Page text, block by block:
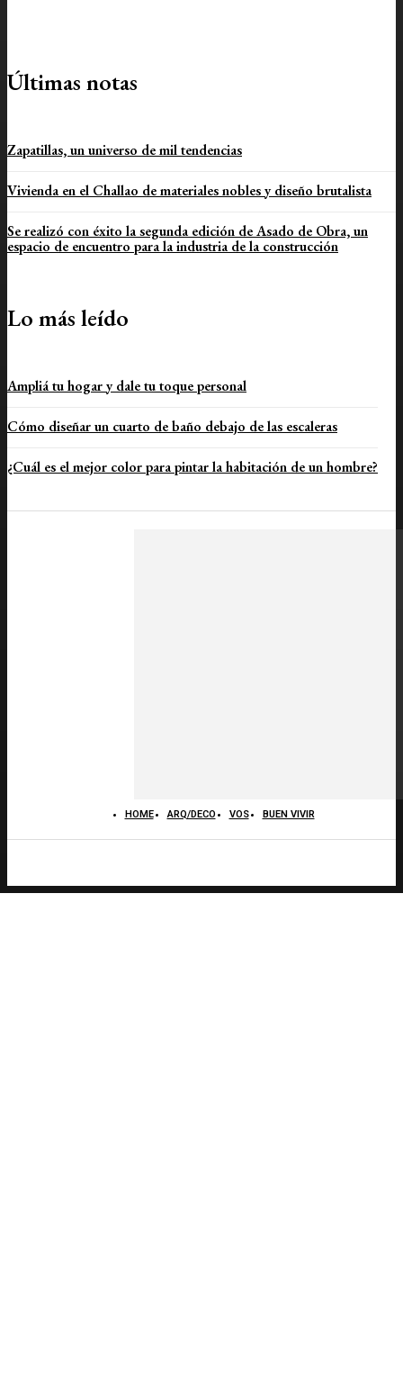
Últimas notas
Zapatillas, un universo de mil tendencias
Vivienda en el Challao de materiales nobles y diseño brutalista
Se realizó con éxito la segunda edición de Asado de Obra, un
espacio de encuentro para la industria de la construcción
Lo más leído
Ampliá tu hogar y dale tu toque personal
Cómo diseñar un cuarto de baño debajo de las escaleras
¿Cuál es el mejor color para pintar la habitación de un hombre?
HOME ARQ/DECO VOS BUEN VIVIR